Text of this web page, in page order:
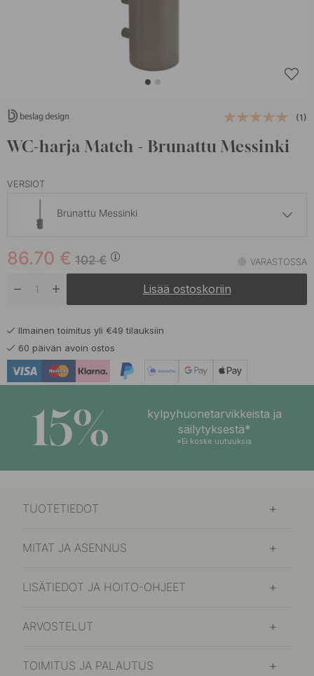
(1)
WC-harja Match - Brunattu Messinki
VERSIOT
Brunattu Messinki
Ruostumaton Teräs Varastossa
Varastossa
Kiillotettu Messinki
Mattamusta 102 €
102€
86.70 € VARASTOSSA
Lisää ostoskoriin
Ilmainen toimitus yli €49 tilauksiin
60 päivän avoin ostos
15%
kylpyhuonetarvikkeista ja
säilytyksestä*
*Ei koske uutuuksia
TUOTETIEDOT
MITAT JA ASENNUS
LISÄTIEDOT JA HOITO-OHJEET
ARVOSTELUT
TOIMITUS JA PALAUTUS